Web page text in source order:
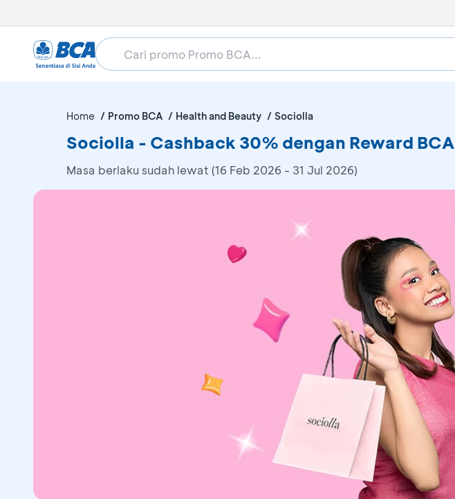
Home Promo BCA Health and Beauty Sociolla
Sociolla - Cashback 30% dengan Reward BCA
Masa berlaku sudah lewat (16 Feb 2026 - 31 Jul 2026)